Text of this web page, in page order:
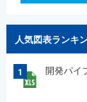
人気図表ランキ
1 開発パイ